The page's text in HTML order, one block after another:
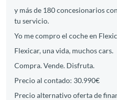
y más de 180 concesionarios
tu servicio.
Yo me compro el coche en
Flexicar, una vida, muchos cars.
Compra. Vende. Disfruta.
Precio al contado: 30.990€
Precio alternativo oferta de